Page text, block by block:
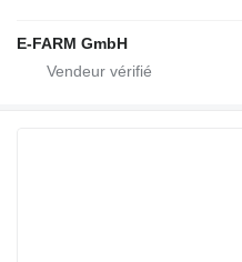
E-FARM GmbH